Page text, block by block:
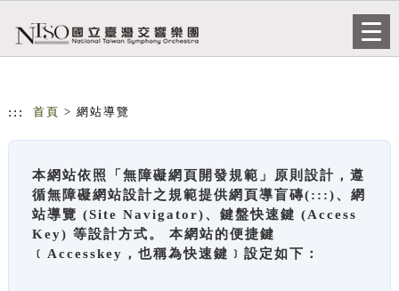
::: 首頁 > 網站導覽
本網站依照「無障礙網頁開發規範」原則設計，遵
循無障礙網站設計之規範提供網頁導盲磚(:::)、網
站導覽 (Site Navigator)、鍵盤快速鍵 (Access
Key) 等設計方式。 本網站的便捷鍵
﹝Accesskey，也稱為快速鍵﹞設定如下：